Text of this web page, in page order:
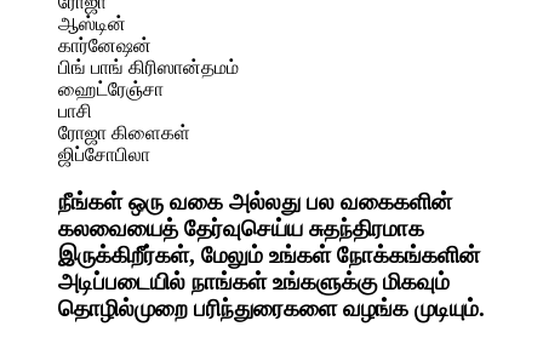
ஆஸ்டின்
கார்னேஷன்
பிங் பாங் கிரிஸான்தமம்
ஹைட்ரேஞ்சா
பாசி
ரோஜா கிளைகள்
ஜிப்சோபிலா
நீங்கள் ஒரு வகை அல்லது பல வகைகளின்
கலவையைத் தேர்வுசெய்ய சுதந்திரமாக
இருக்கிறீர்கள், மேலும் உங்கள் நோக்கங்களின்
அடிப்படையில் நாங்கள் உங்களுக்கு மிகவும்
தொழில்முறை பரிந்துரைகளை வழங்க முடியும்.